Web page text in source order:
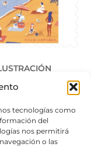
tecnologías como
del
nos permitirá
o las
al carrito